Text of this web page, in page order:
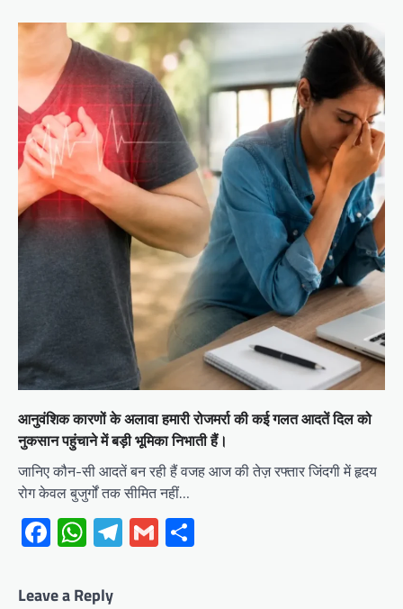
आनुवंशिक कारणों के अलावा हमारी रोजमर्रा की कई गलत आदतें दिल को
नुकसान पहुंचाने में बड़ी भूमिका निभाती हैं।
जानिए कौन-सी आदतें बन रही हैं वजह आज की तेज़ रफ्तार जिंदगी में हृदय
रोग केवल बुजुर्गों तक सीमित नहीं…
Facebook
WhatsApp
Telegram
Gmail
Leave a Reply